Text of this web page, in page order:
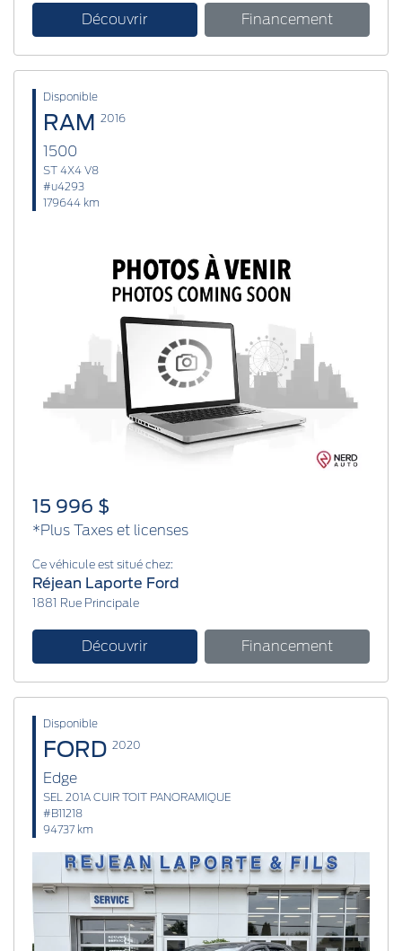
Découvrir Financement
Disponible
RAM 2016
1500
ST 4X4 V8
#u4293
179644 km
15 996 $
*Plus Taxes et licenses
Ce véhicule est situé chez:
Réjean Laporte Ford
1881 Rue Principale
Découvrir Financement
Disponible
FORD 2020
Edge
SEL 201A CUIR TOIT PANORAMIQUE
#B11218
94737 km